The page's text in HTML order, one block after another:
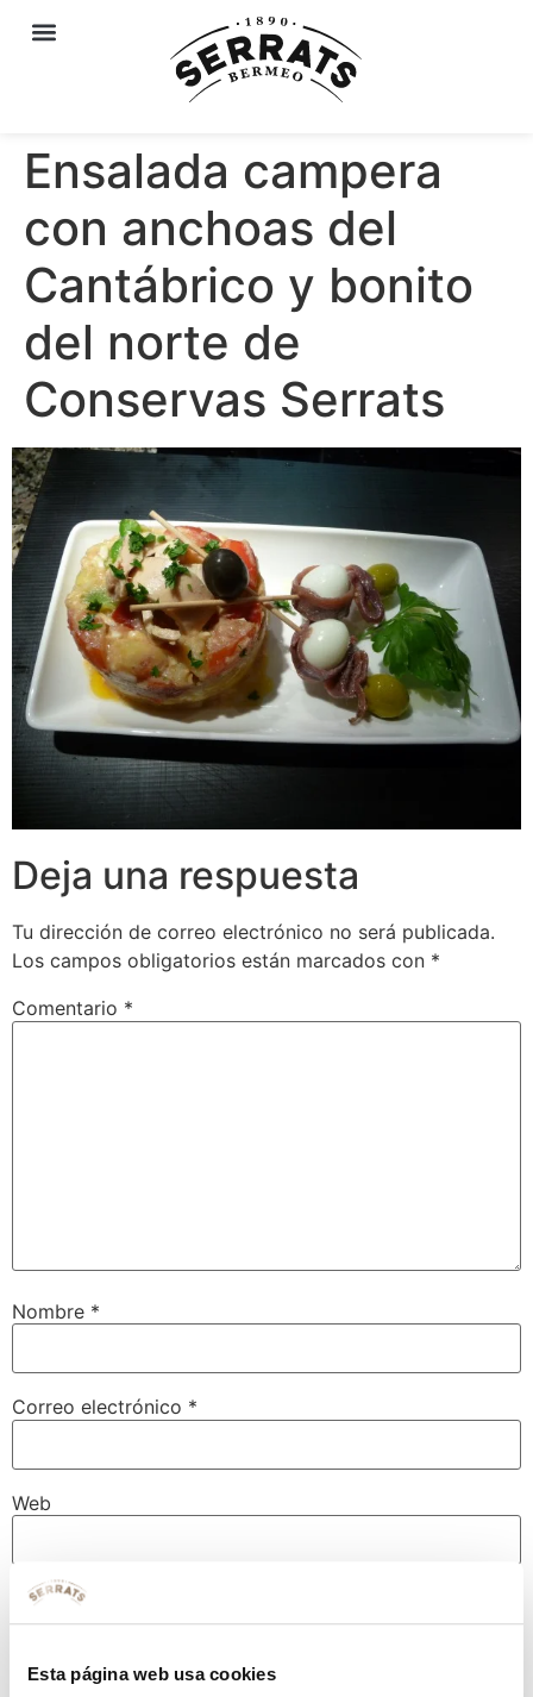
Esta página web usa cookies
Ensalada campera
con anchoas del
Cantábrico y bonito
del norte de
Conservas Serrats
Deja una respuesta
Tu dirección de correo electrónico no será publicada.
Los campos obligatorios están marcados con *
Comentario *
Nombre *
Correo electrónico *
Web
Guarda mi nombre, correo electrónico y web en este